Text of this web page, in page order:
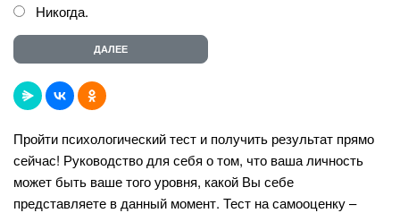
Никогда.
Пройти психологический тест и получить результат прямо
сейчас! Руководство для себя о том, что ваша личность
может быть ваше того уровня, какой Вы себе
представляете в данный момент. Тест на самооценку –